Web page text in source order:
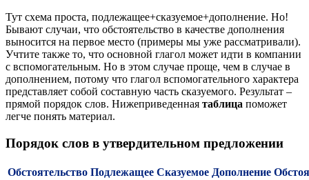
Тут схема проста, подлежащее+сказуемое+дополнение. Но!
Бывают случаи, что обстоятельство в качестве дополнения
выносится на первое место (примеры мы уже рассматривали).
Учтите также то, что основной глагол может идти в компании
с вспомогательным. Но в этом случае проще, чем в случае в
дополнением, потому что глагол вспомогательного характера
представляет собой составную часть сказуемого. Результат –
прямой порядок слов. Нижеприведенная таблица поможет
легче понять материал.
Порядок слов в утвердительном предложении
Обстоятельство Подлежащее Сказуемое Дополнение